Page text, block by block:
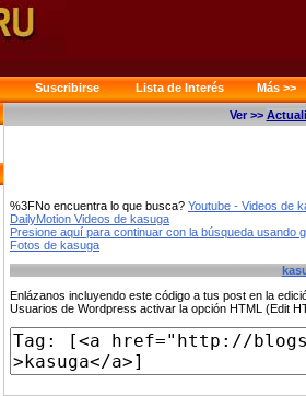
Suscribirse Lista de Interés
Más >>
Ver >>
%3FNo encuentra lo que busca? Youtube - Videos de
DailyMotion Videos de kasuga
Presione aquí para continuar con la búsqueda usando
Fotos de kasuga
Enlázanos incluyendo este código a tus post en la
Usuarios de Wordpress activar la opción HTML (Edit